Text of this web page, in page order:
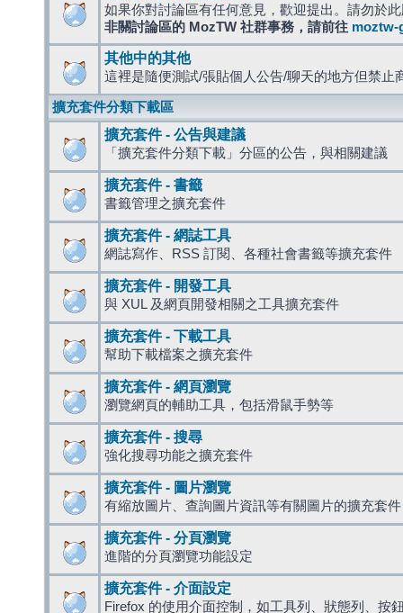
如果你對討論區有任何意見，歡迎提出。請勿於
非關討論區的 MozTW 社群事務，請前往 moztw-
其他中的其他
這裡是隨便測試/張貼個人公告/聊天的地方但禁止
擴充套件分類下載區
擴充套件 - 公告與建議
「擴充套件分類下載」分區的公告，與相關建議
擴充套件 - 書籤
書籤管理之擴充套件
擴充套件 - 網誌工具
網誌寫作、RSS 訂閱、各種社會書籤等擴充套件
擴充套件 - 開發工具
與 XUL 及網頁開發相關之工具擴充套件
擴充套件 - 下載工具
幫助下載檔案之擴充套件
擴充套件 - 網頁瀏覽
瀏覽網頁的輔助工具，包括滑鼠手勢等
擴充套件 - 搜尋
強化搜尋功能之擴充套件
擴充套件 - 圖片瀏覽
有縮放圖片、查詢圖片資訊等有關圖片的擴充套件
擴充套件 - 分頁瀏覽
進階的分頁瀏覽功能設定
擴充套件 - 介面設定
Firefox 的使用介面控制，如工具列、狀態列、按